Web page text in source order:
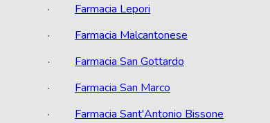
· Farmacia Lepori
· Farmacia Malcantonese
· Farmacia San Gottardo
· Farmacia San Marco
· Farmacia Sant'Antonio Bissone